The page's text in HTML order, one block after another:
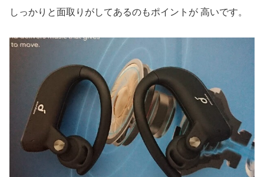
しっかりと面取りがしてあるのもポイントが 高いです。